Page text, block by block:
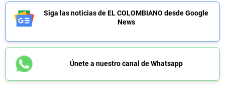
Siga las noticias de EL COLOMBIANO desde Google
News
Únete a nuestro canal de Whatsapp